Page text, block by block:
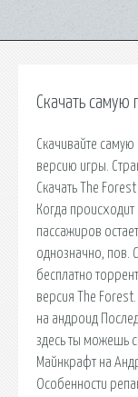
Скачать
Скачивайте
версию игры.
Скачать The
Когда
пассажиров
однозначно, пов.
бесплатно
версия The
на андроид
здесь ты можешь
Майнкрафт на
Особенности